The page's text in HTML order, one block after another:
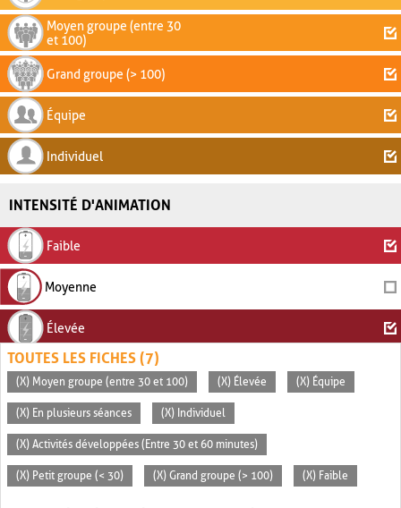
Moyen groupe (entre 30
et 100)
Grand groupe (> 100)
Équipe
Individuel
INTENSITÉ D'ANIMATION
Faible
Moyenne
Élevée
TOUTES LES FICHES (7)
(X) Moyen groupe (entre 30 et 100) (X) Élevée (X) Équipe
(X) En plusieurs séances (X) Individuel
(X) Activités développées (Entre 30 et 60 minutes)
(X) Petit groupe (< 30) (X) Grand groupe (> 100) (X) Faible